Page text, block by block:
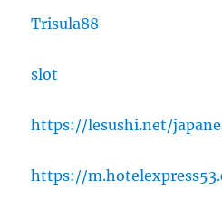
Trisula88
slot
https://lesushi.net/
https://